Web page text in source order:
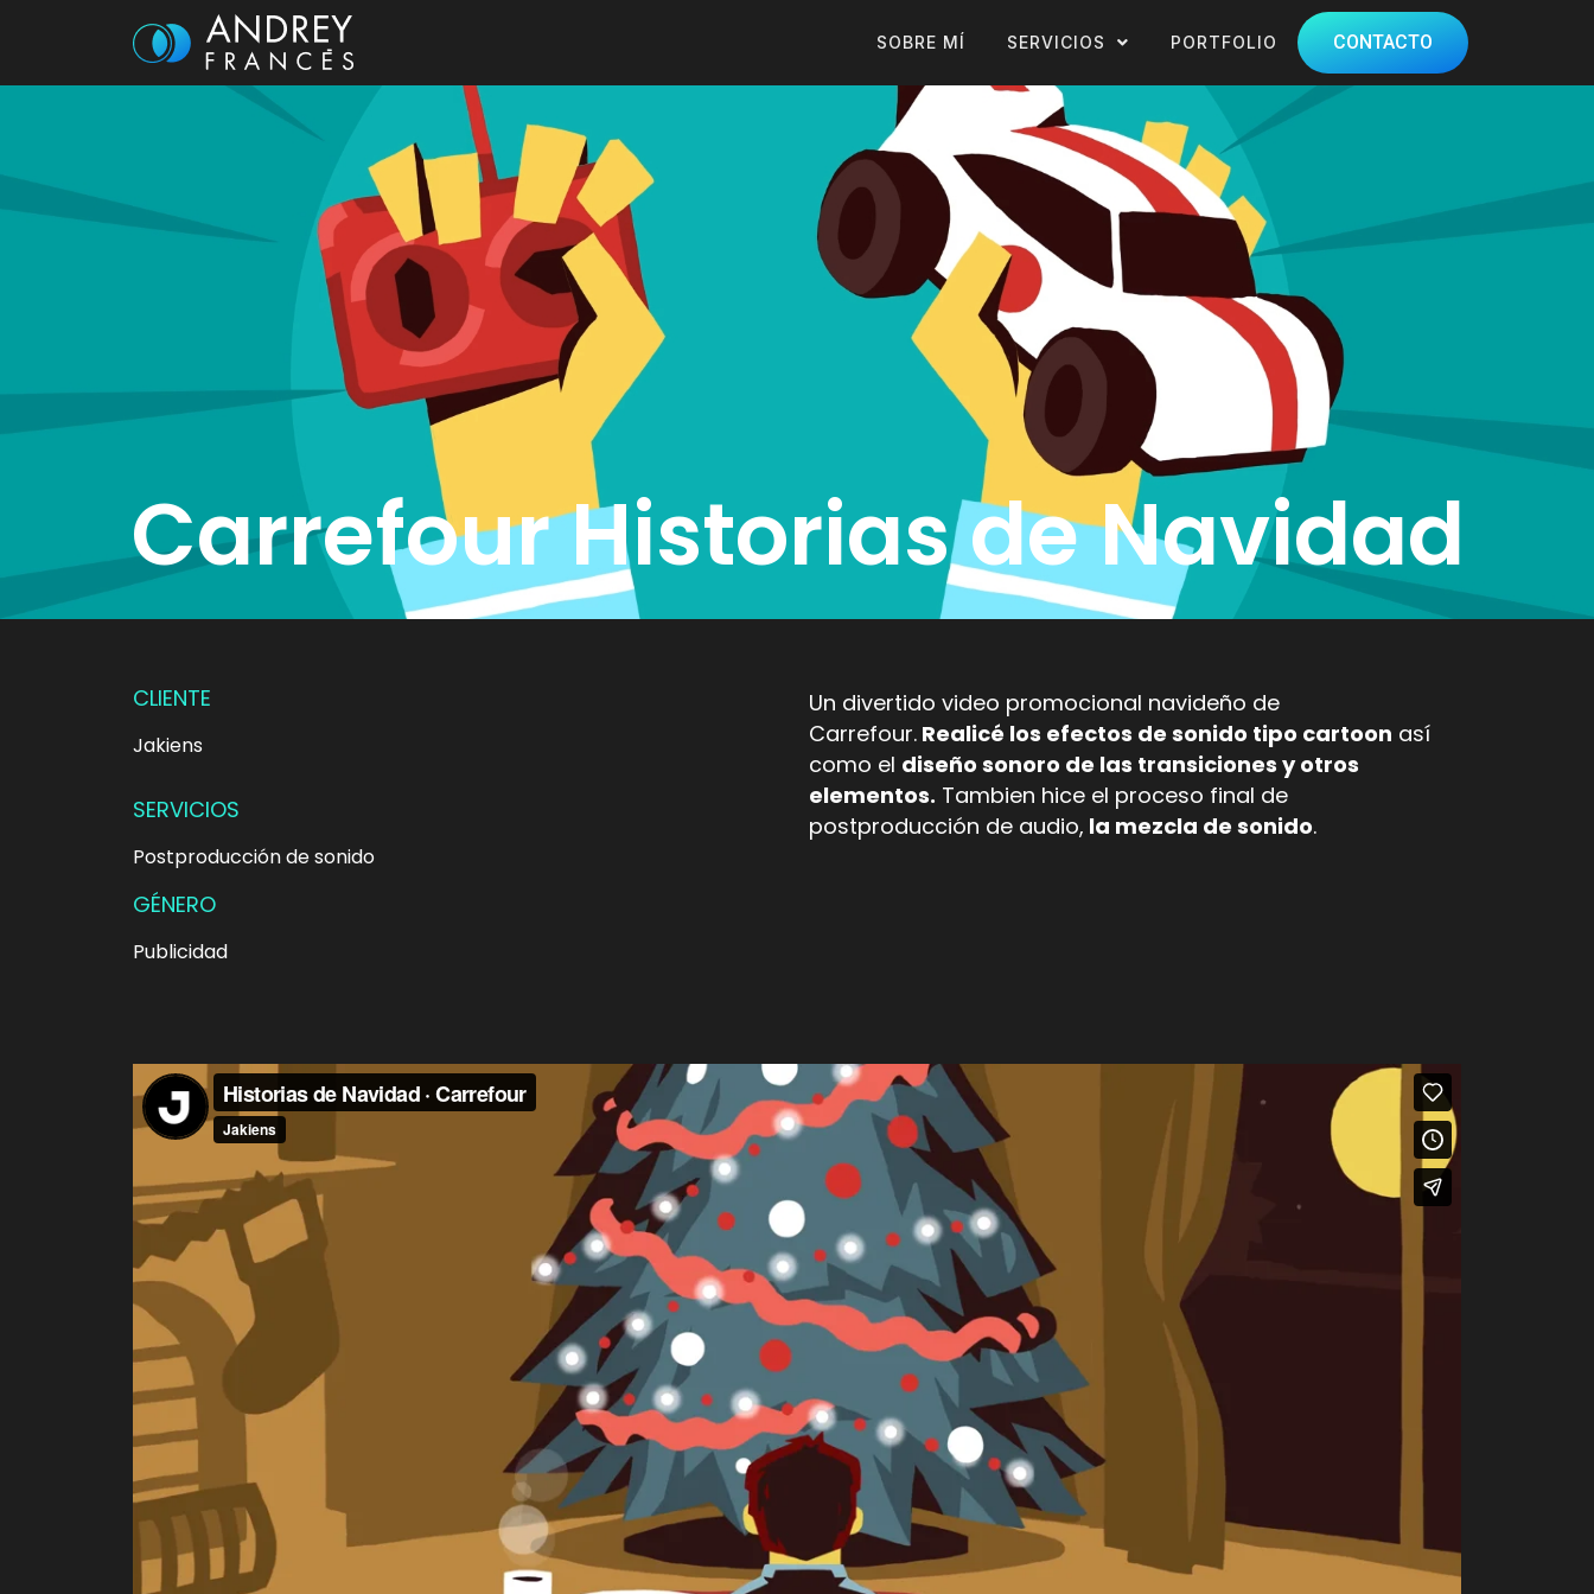
SOBRE MÍ SERVICIOS PORTFOLIO CONTACTO
Carrefour Historias de Navidad
CLIENTE
Jakiens
SERVICIOS
Postproducción de sonido
GÉNERO
Publicidad
Un divertido video promocional navideño de
Carrefour. Realicé los efectos de sonido tipo cartoon así
como el diseño sonoro de las transiciones y otros
elementos. Tambien hice el proceso final de
postproducción de audio, la mezcla de sonido.